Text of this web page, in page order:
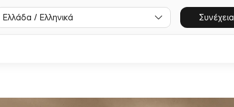
Ελλάδα / Ελληνικά Συνέχεια